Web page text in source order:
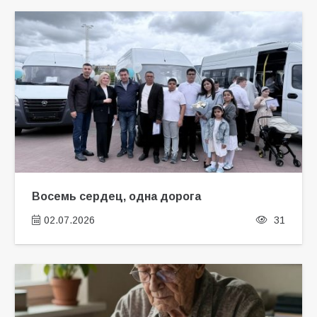
Восемь сердец, одна дорога
02.07.2026 31